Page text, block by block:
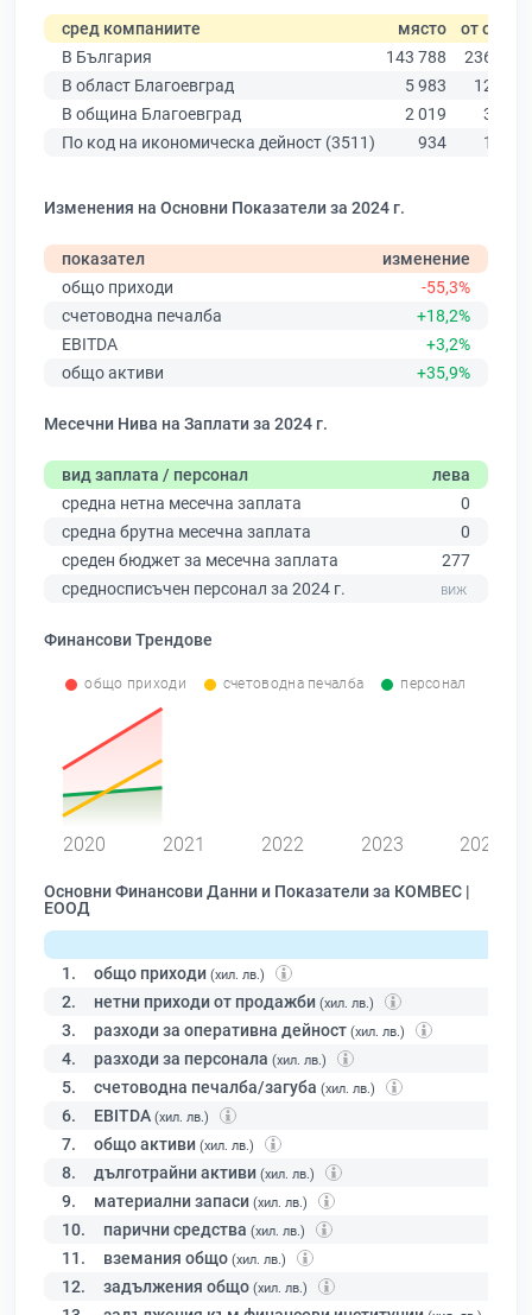
сред компаниите място
от общо
В България
143 788
236 445
В област Благоевград
5 983
12 278
В община Благоевград
2 019
3 863
По код на икономическа дейност (3511)
934 1 239
Изменения на Основни Показатели за 2024 г.
показател
изменение
общо приходи
-55,3%
счетоводна печалба
+18,2%
EBITDA
+3,2%
общо активи
+35,9%
Месечни Нива на Заплати за 2024 г.
вид заплата / персонал
лева
средна нетна месечна заплата
0
средна брутна месечна заплата
0
среден бюджет за месечна заплата
277
средносписъчен персонал за 2024 г.
Финансови Трендове
общо приходи счетоводна печалба персонал
2020 2021 2022 2023 2024
Основни Финансови Данни и Показатели за КОМВЕС |
ЕООД
1. общо приходи (хил. лв.)
2. нетни приходи от продажби (хил. лв.)
3. разходи за оперативна дейност (хил. лв.)
4. разходи за персонала (хил. лв.)
5. счетоводна печалба/загуба (хил. лв.)
6. EBITDA (хил. лв.)
7. общо активи (хил. лв.)
8. дълготрайни активи (хил. лв.)
9. материални запаси (хил. лв.)
10. парични средства (хил. лв.)
11. вземания общо (хил. лв.)
12. задължения общо (хил. лв.)